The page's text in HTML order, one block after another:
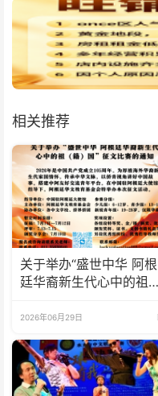
相关推荐
关于举办“盛世中华 阿根
廷华裔新生代心中的祖
2026年06月29日